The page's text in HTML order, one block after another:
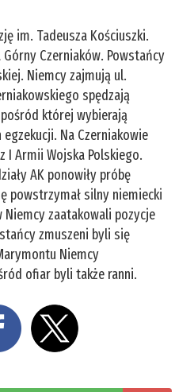
im. Tadeusza Kościuszki.
Czerniaków. Powstańcy
Niemcy zajmują ul.
spędzają
której wybierają
Na Czerniakowie
I Armii Wojska Polskiego.
AK ponowiły próbę
powstrzymał silny niemiecki
Niemcy zaatakowali pozycje
zmuszeni byli się
Niemcy
ofiar byli także ranni.